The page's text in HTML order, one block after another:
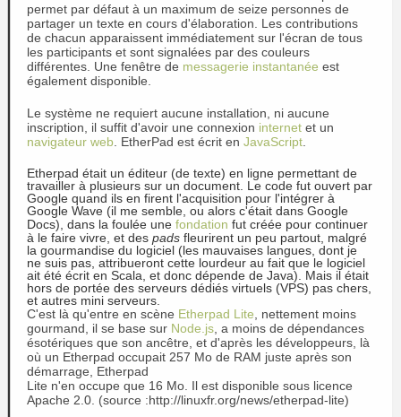
permet par défaut à un maximum de seize personnes de
partager un texte en cours d'élaboration. Les contributions
de chacun apparaissent immédiatement sur l'écran de tous
les participants et sont signalées par des couleurs
différentes. Une fenêtre de messagerie instantanée est
également disponible.
Le système ne requiert aucune installation, ni aucune
inscription, il suffit d'avoir une connexion internet et un
navigateur web . EtherPad est écrit en JavaScript
Etherpad était un éditeur (de texte) en ligne permettant de
travailler à plusieurs sur un document. Le code fut ouvert par
Google quand ils en firent l'acquisition pour l'intégrer à
Google Wave (il me semble, ou alors c'était dans Google
Docs), dans la foulée une fondation fut créée pour continuer
à le faire vivre, et des pads fleurirent un peu partout, malgré
la gourmandise du logiciel (les mauvaises langues, dont je
ne suis pas, attribueront cette lourdeur au fait que le logiciel
ait été écrit en Scala, et donc dépende de Java). Mais il était
hors de portée des serveurs dédiés virtuels (VPS) pas chers,
et autres mini serveurs.
C'est là qu'entre en scène Etherpad Lite , nettement moins
gourmand, il se base sur Node.js , a moins de dépendances
ésotériques que son ancêtre, et d'après les développeurs, là
où un Etherpad occupait 257 Mo de RAM juste après son
démarrage, Etherpad
Lite n'en occupe que 16 Mo. Il est disponible sous licence
Apache 2.0. (source :http://linuxfr.org/news/etherpad-lite)